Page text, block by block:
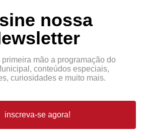
nossa
primeira mão a programação do
conteúdos especiais,
curiosidades e muito mais.
inscreva-se agora!